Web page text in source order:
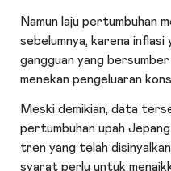
Namun laju pertumbuhan
sebelumnya, karena
gangguan yang
menekan pengeluaran
Meski demikian, data
pertumbuhan upah
tren yang telah
syarat perlu untuk